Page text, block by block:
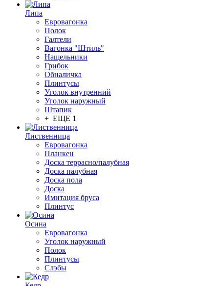
Липа
Евровагонка
Полок
Галтели
Вагонка "Штиль"
Нащельники
Грибок
Обналичка
Плинтусы
Уголок внутренний
Уголок наружный
Штапик
+ ЕЩЕ 1
Лиственница
Евровагонка
Планкен
Доска террасно/палубная
Доска палубная
Доска пола
Доска
Имитация бруса
Плинтус
Осина
Евровагонка
Уголок наружный
Полок
Плинтусы
Слэбы